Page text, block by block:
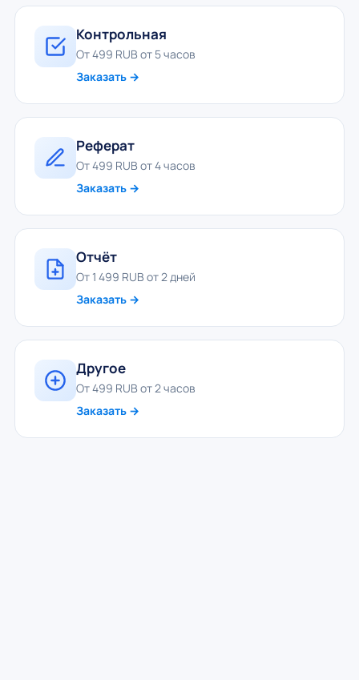
Контрольная
От 499 RUB от 5 часов
Заказать →
Реферат
От 499 RUB от 4 часов
Заказать →
Отчёт
От 1 499 RUB от 2 дней
Заказать →
Другое
От 499 RUB от 2 часов
Заказать →